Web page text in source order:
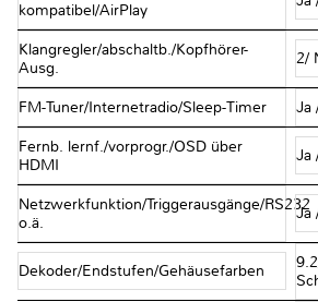
kompatibel/AirPlay
Klangregler/abschaltb./Kopfhörer-
Ausg.
2/
FM-Tuner/Internetradio/Sleep-Timer Ja
Fernb. lernf./vorprogr./OSD über
HDMI
Ja
Netzwerkfunktion/Triggerausgänge/RS232
o.ä.
Ja
Dekoder/Endstufen/Gehäusefarben